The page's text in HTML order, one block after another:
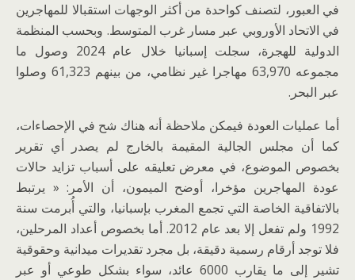
في العبور، لتصنف كواحدة من أكثر الوجهات استقبالا للمهاجرين
في الاتحاد الأوروبي عبر مسار غرب المتوسط. وبحسب المنظمة
الدولية للهجرة، سجلت إسبانيا خلال عام 2024 وصول ما
مجموعه 63,970 مهاجرا غير نظامي، من بينهم 61,323 وصلوا
عبر البحر.
أما عمليات العودة فيمكن ملاحظة أنه هناك شح في الإحصاءات،
كما أن مجلس الجالية المقيمة بالخارج لم يصدر أي تقرير
بخصوص الموضوع، في معرض تعليقه على أسباب تزايد حالات
عودة المهاجرين مؤخرا، أوضح الميمون، أن الأمر: « يرتبط
بالاتفاقية الخاصة التي تجمع المغرب بإسبانيا، والتي أُبرمت سنة
1992 ولم تفعل إلا بعد عام 2012. أما بخصوص أعداد المرحلين،
فلا توجد أرقام رسمية دقيقة، بل مجرد تقديرات ميدانية وحقوقية
تشير إلى ما يقارب 6000 عائد، سواء بشكل طوعي أو عبر